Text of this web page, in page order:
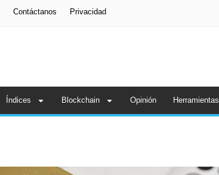
Contáctanos Privacidad
Índices Blockchain Opinión Herramientas